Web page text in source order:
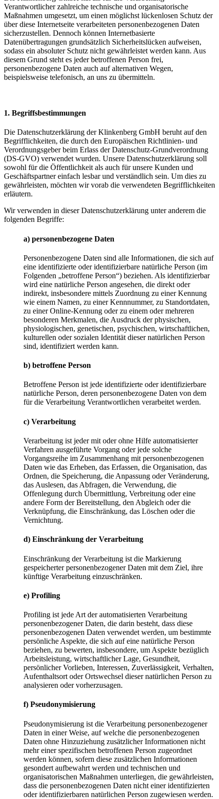
Verantwortlicher zahlreiche technische und organisatorische
Maßnahmen umgesetzt, um einen möglichst lückenlosen Schutz der
über diese Internetseite verarbeiteten personenbezogenen Daten
sicherzustellen. Dennoch können Internetbasierte
Datenübertragungen grundsätzlich Sicherheitslücken aufweisen,
sodass ein absoluter Schutz nicht gewährleistet werden kann. Aus
diesem Grund steht es jeder betroffenen Person frei,
personenbezogene Daten auch auf alternativen Wegen,
beispielsweise telefonisch, an uns zu übermitteln.
1. Begriffsbestimmungen
Die Datenschutzerklärung der Klinkenberg GmbH beruht auf den
Begrifflichkeiten, die durch den Europäischen Richtlinien- und
Verordnungsgeber beim Erlass der Datenschutz-Grundverordnung
(DS-GVO) verwendet wurden. Unsere Datenschutzerklärung soll
sowohl für die Öffentlichkeit als auch für unsere Kunden und
Geschäftspartner einfach lesbar und verständlich sein. Um dies zu
gewährleisten, möchten wir vorab die verwendeten Begrifflichkeiten
erläutern.
Wir verwenden in dieser Datenschutzerklärung unter anderem die
folgenden Begriffe:
a) personenbezogene Daten
Personenbezogene Daten sind alle Informationen, die sich auf
eine identifizierte oder identifizierbare natürliche Person (im
Folgenden „betroffene Person“) beziehen. Als identifizierbar
wird eine natürliche Person angesehen, die direkt oder
indirekt, insbesondere mittels Zuordnung zu einer Kennung
wie einem Namen, zu einer Kennnummer, zu Standortdaten,
zu einer Online-Kennung oder zu einem oder mehreren
besonderen Merkmalen, die Ausdruck der physischen,
physiologischen, genetischen, psychischen, wirtschaftlichen,
kulturellen oder sozialen Identität dieser natürlichen Person
sind, identifiziert werden kann.
b) betroffene Person
Betroffene Person ist jede identifizierte oder identifizierbare
natürliche Person, deren personenbezogene Daten von dem
für die Verarbeitung Verantwortlichen verarbeitet werden.
c) Verarbeitung
Verarbeitung ist jeder mit oder ohne Hilfe automatisierter
Verfahren ausgeführte Vorgang oder jede solche
Vorgangsreihe im Zusammenhang mit personenbezogenen
Daten wie das Erheben, das Erfassen, die Organisation, das
Ordnen, die Speicherung, die Anpassung oder Veränderung,
das Auslesen, das Abfragen, die Verwendung, die
Offenlegung durch Übermittlung, Verbreitung oder eine
andere Form der Bereitstellung, den Abgleich oder die
Verknüpfung, die Einschränkung, das Löschen oder die
Vernichtung.
d) Einschränkung der Verarbeitung
Einschränkung der Verarbeitung ist die Markierung
gespeicherter personenbezogener Daten mit dem Ziel, ihre
künftige Verarbeitung einzuschränken.
e) Profiling
Profiling ist jede Art der automatisierten Verarbeitung
personenbezogener Daten, die darin besteht, dass diese
personenbezogenen Daten verwendet werden, um bestimmte
persönliche Aspekte, die sich auf eine natürliche Person
beziehen, zu bewerten, insbesondere, um Aspekte bezüglich
Arbeitsleistung, wirtschaftlicher Lage, Gesundheit,
persönlicher Vorlieben, Interessen, Zuverlässigkeit, Verhalten,
Aufenthaltsort oder Ortswechsel dieser natürlichen Person zu
analysieren oder vorherzusagen.
f) Pseudonymisierung
Pseudonymisierung ist die Verarbeitung personenbezogener
Daten in einer Weise, auf welche die personenbezogenen
Daten ohne Hinzuziehung zusätzlicher Informationen nicht
mehr einer spezifischen betroffenen Person zugeordnet
werden können, sofern diese zusätzlichen Informationen
gesondert aufbewahrt werden und technischen und
organisatorischen Maßnahmen unterliegen, die gewährleisten,
dass die personenbezogenen Daten nicht einer identifizierten
oder identifizierbaren natürlichen Person zugewiesen werden.